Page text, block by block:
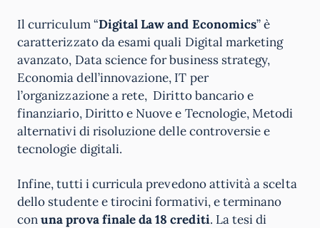
Il curriculum “Digital Law and Economics” è
caratterizzato da esami quali Digital marketing
avanzato, Data science for business strategy,
Economia dell’innovazione, IT per
l’organizzazione a rete, Diritto bancario e
finanziario, Diritto e Nuove e Tecnologie, Metodi
alternativi di risoluzione delle controversie e
tecnologie digitali.
Infine, tutti i curricula prevedono attività a scelta
dello studente e tirocini formativi, e terminano
conuna prova finale da 18 crediti. La tesi di